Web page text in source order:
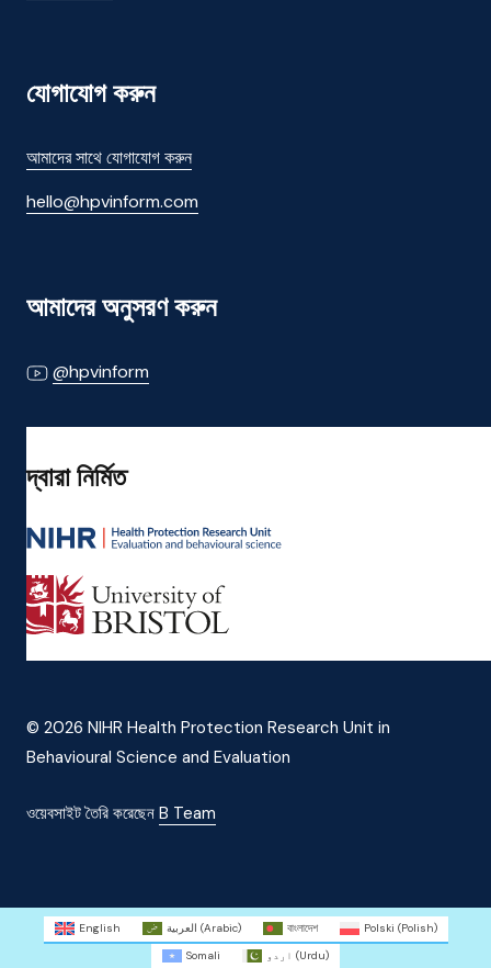
যোগাযোগ করুন
আমাদের সাথে যোগাযোগ করুন
hello@hpvinform.com
আমাদের অনুসরণ করুন
@hpvinform
দ্বারা নির্মিত
© 2026 NIHR Health Protection Research Unit in
Behavioural Science and Evaluation
ওয়েবসাইট তৈরি করেছেন B Team
English العربية (Arabic) বাংলাদেশ Polski (Polish)
Somali
(Urdu)